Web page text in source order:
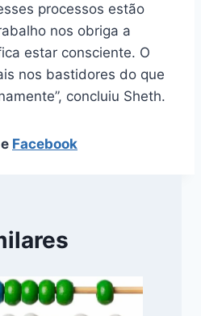
processos estão
nos obriga a
estar consciente. O
nos bastidores do que
concluiu Sheth.
e Facebook